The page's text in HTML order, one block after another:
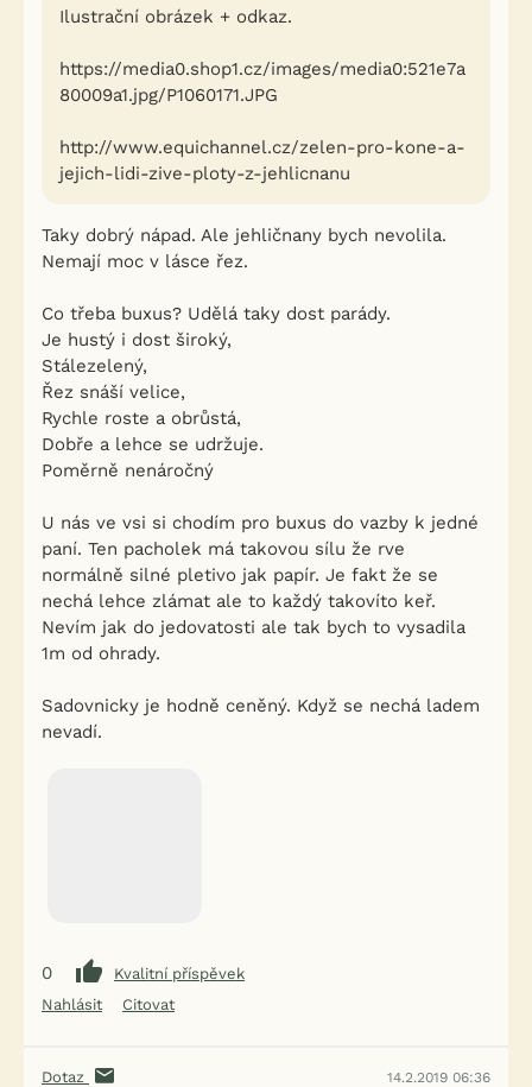
Ilustrační obrázek + odkaz.
https://media0.shop1.cz/images/media0:521e7a
80009a1.jpg/P1060171.JPG
http://www.equichannel.cz/zelen-pro-kone-a-
jejich-lidi-zive-ploty-z-jehlicnanu
Taky dobrý nápad. Ale jehličnany bych nevolila.
Nemají moc v lásce řez.
Co třeba buxus? Udělá taky dost parády.
Je hustý i dost široký,
Stálezelený,
Řez snáší velice,
Rychle roste a obrůstá,
Dobře a lehce se udržuje.
Poměrně nenáročný
U nás ve vsi si chodím pro buxus do vazby k jedné
paní. Ten pacholek má takovou sílu že rve
normálně silné pletivo jak papír. Je fakt že se
nechá lehce zlámat ale to každý takovíto keř.
Nevím jak do jedovatosti ale tak bych to vysadila
1m od ohrady.
Sadovnicky je hodně ceněný. Když se nechá ladem
nevadí.
0
Kvalitní příspěvek
Nahlásit
Citovat
Dotaz 14.2.2019 06:36